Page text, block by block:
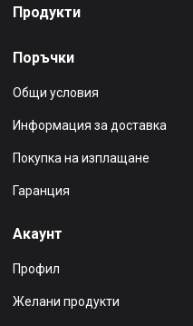
Продукти
Поръчки
Общи условия
Информация за доставка
Покупка на изплащане
Гаранция
Акаунт
Профил
Желани продукти